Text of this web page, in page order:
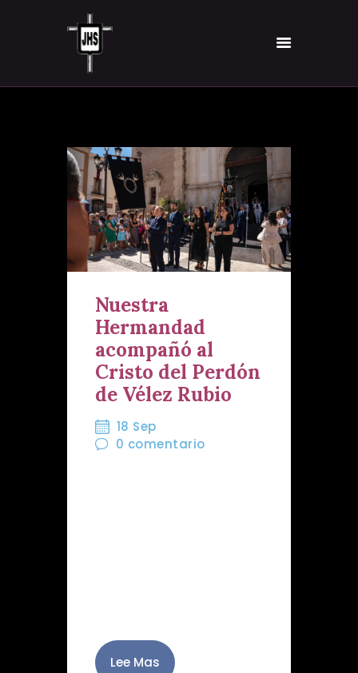
HERMANDAD
TITULAR
VÍA-CRUCIS
INSCRÍBETE
NOTICIAS
CONTACTO
Nuestra
Hermandad
acompañó al
Cristo del Perdón
de Vélez Rubio
18 Sep
0 comentario
Lee Mas